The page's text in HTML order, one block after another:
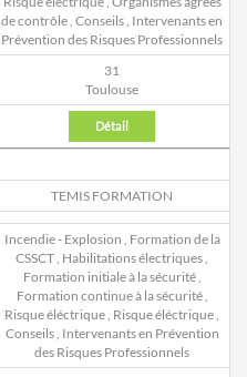
de contrôle, Conseils, Intervenants en
Prévention des Risques Professionnels
31
Toulouse
Détail
TEMIS FORMATION
Incendie - Explosion , Formation de la
CSSCT, Habilitations électriques,
Formation initiale à la sécurité,
Formation continue à la sécurité,
Risque éléctrique, Risque éléctrique,
Conseils, Intervenants en Prévention
des Risques Professionnels